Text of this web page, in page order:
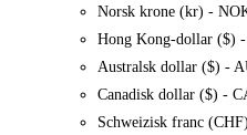
Norsk krone (kr) -
Hong Kong-dollar ($)
Australsk dollar ($) -
Canadisk dollar ($) -
Schweizisk franc